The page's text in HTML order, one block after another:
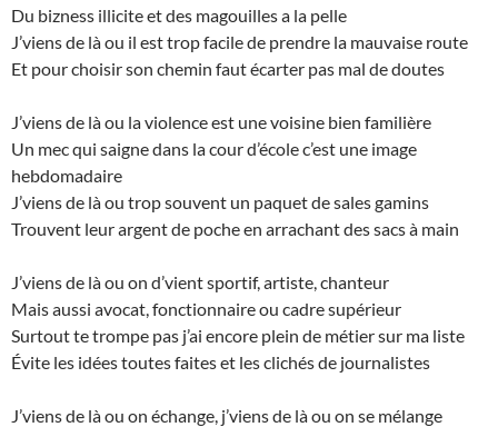
Du bizness illicite et des magouilles a la pelle
J’viens de là ou il est trop facile de prendre la mauvaise route
Et pour choisir son chemin faut écarter pas mal de doutes
J’viens de là ou la violence est une voisine bien familière
Un mec qui saigne dans la cour d’école c’est une image
hebdomadaire
J’viens de là ou trop souvent un paquet de sales gamins
Trouvent leur argent de poche en arrachant des sacs à main
J’viens de là ou on d’vient sportif, artiste, chanteur
Mais aussi avocat, fonctionnaire ou cadre supérieur
Surtout te trompe pas j’ai encore plein de métier sur ma liste
Évite les idées toutes faites et les clichés de journalistes
J’viens de là ou on échange, j’viens de là ou on se mélange